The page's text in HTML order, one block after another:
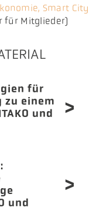
Smart City
für Mitglieder)
für
zu einem
und
und